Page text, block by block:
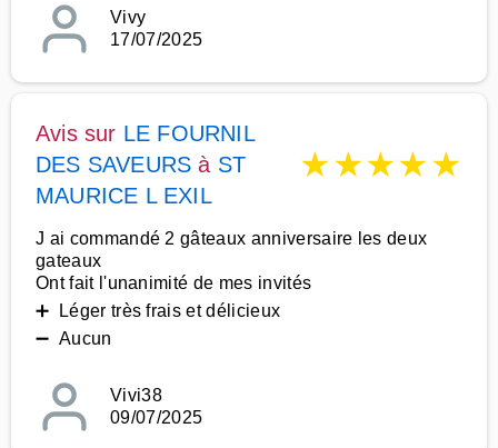
Vivy
17/07/2025
Avis sur LE FOURNIL
DES SAVEURS à ST
MAURICE L EXIL
★★★★★
J ai commandé 2 gâteaux anniversaire les deux
gateaux
Ont fait l'unanimité de mes invités
➕ Léger très frais et délicieux
➖ Aucun
Vivi38
09/07/2025